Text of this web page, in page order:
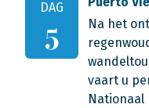
DAG
5
Na het
vaart u